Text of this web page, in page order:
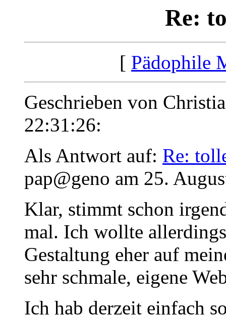
Re:
[ Pädophile
Geschrieben von
22:31:26:
Als Antwort auf: Re:
pap@geno am 25.
Klar, stimmt schon
mal. Ich wollte
Gestaltung eher auf
sehr schmale, eigene
Ich hab derzeit einfach